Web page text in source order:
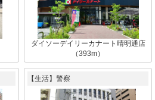
ダイソーデイリーカナート晴明通店
（393m）
【生活】警察